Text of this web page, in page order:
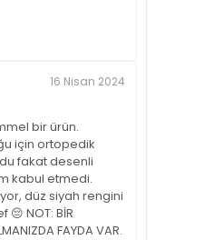
16 Nisan 2024
bir ürün.
için ortopedik
fakat desenli
kabul etmedi.
düz siyah rengini
NOT: BİR
FAYDA VAR.